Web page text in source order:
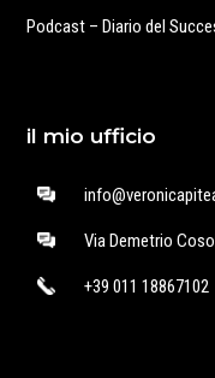
Podcast – Diario del
il mio ufficio
Via Demetrio
+39 011 18867102